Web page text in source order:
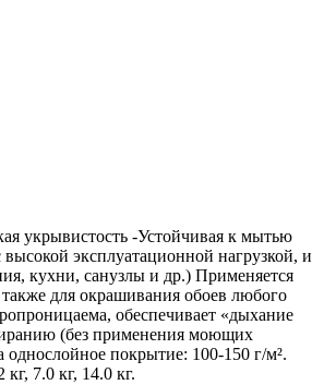
укрывистость -Устойчивая к мытью
эксплуатационной нагрузкой, и
кухни, санузлы и др.) Применяется
для окрашивания обоев любого
обеспечивает «дыхание
(без применения моющих
однослойное покрытие: 100-150 г/м².
7.0 кг, 14.0 кг.